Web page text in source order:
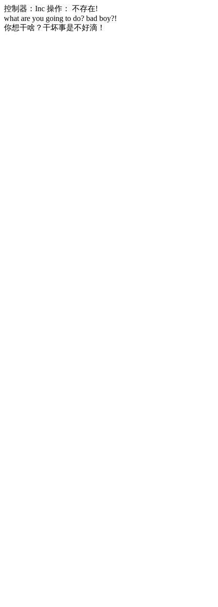
控制器：Inc 操作： 不存在!
what are you going to do? bad boy?!
你想干啥？干坏事是不好滴！